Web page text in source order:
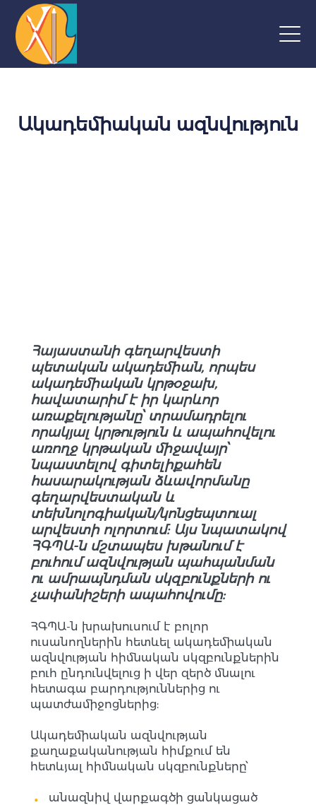
Ակադեմիական ազնվություն
Հայաստանի գեղարվեստի
պետական ակադեմիան, որպես
ակադեմիական կրթօջախ,
հավատարիմ է իր կարևոր
առաքելությանը՝ տրամադրելու
որակյալ կրթություն և ապահովելու
առողջ կրթական միջավայր՝
նպաստելով գիտելիքահեն
հասարակության ձևավորմանը
գեղարվեստական և
տեխնոլոգիական/կոնցեպտուալ
արվեստի ոլորտում: Այս նպատակով
ՀԳՊԱ-ն մշտապես խթանում է
բուհում ազնվության պահպանման
ու ամրապնդման սկզբունքների ու
չափանիշերի ապահովումը:
ՀԳՊԱ-ն խրախուսում է բոլոր
ուսանողներին հետևել ակադեմիական
ազնվության հիմնական սկզբունքներին
բուհ ընդունվելուց ի վեր զերծ մնալու
հետագա բարդություններից ու
պատժամիջոցներից:
Ակադեմիական ազնվության
քաղաքականության հիմքում են
հետևյալ հիմնական սկզբունքները՝
անազնիվ վարքագծի ցանկացած